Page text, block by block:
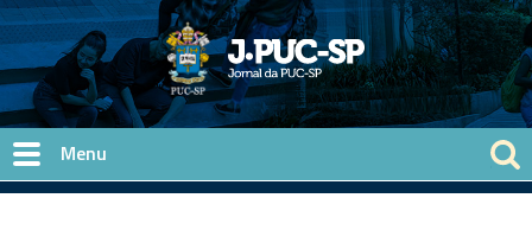
Pular para o conteúdo principal